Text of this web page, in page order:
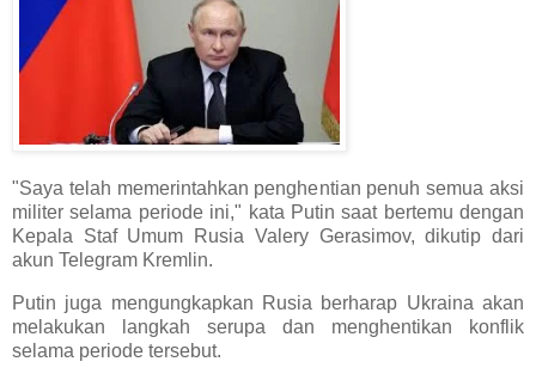
"Saya telah memerintahkan penghentian penuh semua aksi
militer selama periode ini," kata Putin saat bertemu dengan
Kepala Staf Umum Rusia Valery Gerasimov, dikutip dari
akun Telegram Kremlin.
Putin juga mengungkapkan Rusia berharap Ukraina akan
melakukan langkah serupa dan menghentikan konflik
selama periode tersebut.